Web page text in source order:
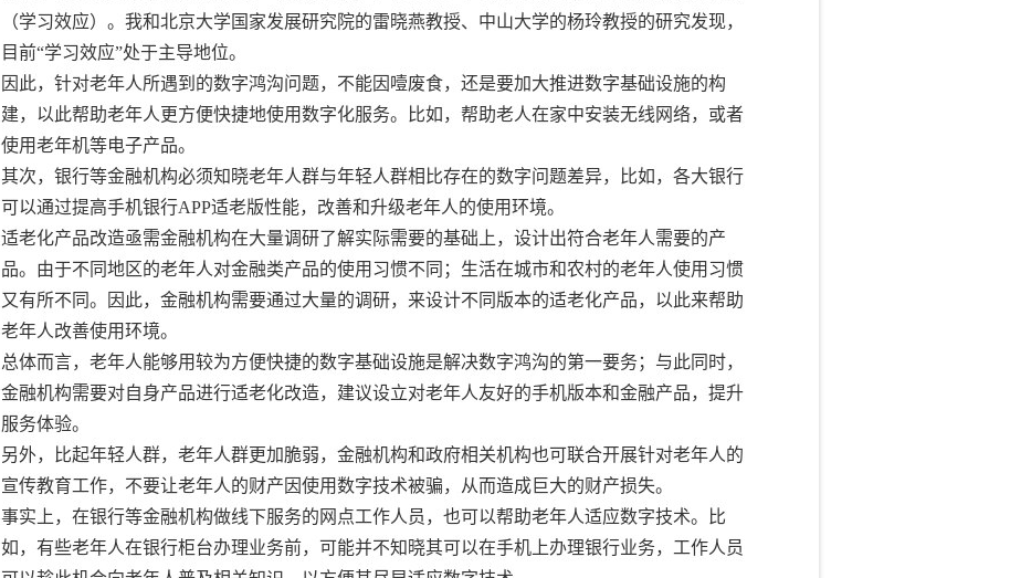
（学习效应）。我和北京大学国家发展研究院的雷晓燕教授、中山大学的杨玲教授的研究发现，
目前“学习效应”处于主导地位。
因此，针对老年人所遇到的数字鸿沟问题，不能因噎废食，还是要加大推进数字基础设施的构
建，以此帮助老年人更方便快捷地使用数字化服务。比如，帮助老人在家中安装无线网络，或者
使用老年机等电子产品。
其次，银行等金融机构必须知晓老年人群与年轻人群相比存在的数字问题差异，比如，各大银行
可以通过提高手机银行APP适老版性能，改善和升级老年人的使用环境。
适老化产品改造亟需金融机构在大量调研了解实际需要的基础上，设计出符合老年人需要的产
品。由于不同地区的老年人对金融类产品的使用习惯不同；生活在城市和农村的老年人使用习惯
又有所不同。因此，金融机构需要通过大量的调研，来设计不同版本的适老化产品，以此来帮助
老年人改善使用环境。
总体而言，老年人能够用较为方便快捷的数字基础设施是解决数字鸿沟的第一要务；与此同时，
金融机构需要对自身产品进行适老化改造，建议设立对老年人友好的手机版本和金融产品，提升
服务体验。
另外，比起年轻人群，老年人群更加脆弱，金融机构和政府相关机构也可联合开展针对老年人的
宣传教育工作，不要让老年人的财产因使用数字技术被骗，从而造成巨大的财产损失。
事实上，在银行等金融机构做线下服务的网点工作人员，也可以帮助老年人适应数字技术。比
如，有些老年人在银行柜台办理业务前，可能并不知晓其可以在手机上办理银行业务，工作人员